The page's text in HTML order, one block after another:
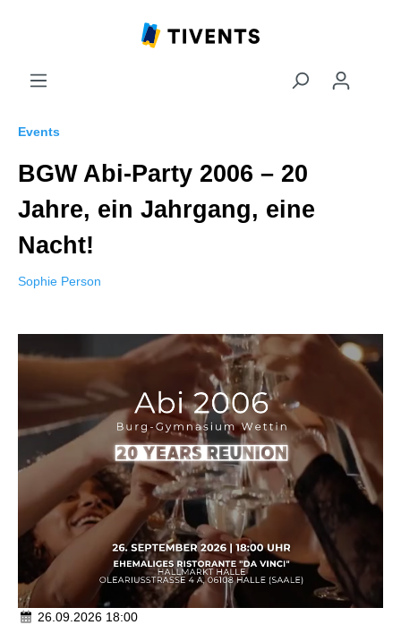
Events
BGW Abi-Party 2006 – 20
Jahre, ein Jahrgang, eine
Nacht!
Sophie Person
26.09.2026 18:00